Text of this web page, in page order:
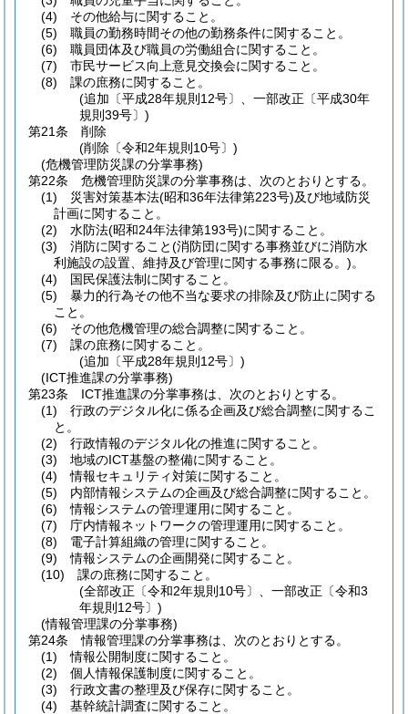
(4)
その他給与に関すること。
(5)
職員の勤務時間その他の勤務条件に関すること。
(6)
職員団体及び職員の労働組合に関すること。
(7)
市民サービス向上意見交換会に関すること。
(8)
課の庶務に関すること。
(追加〔平成28年規則12号〕、一部改正〔平成30年
規則39号〕)
第21条
削除
(削除〔令和2年規則10号〕)
(危機管理防災課の分掌事務)
第22条
危機管理防災課の分掌事務は、次のとおりとする。
(1)
災害対策基本法(昭和36年法律第223号)及び地域防災
計画に関すること。
(2)
水防法(昭和24年法律第193号)に関すること。
(3)
消防に関すること(消防団に関する事務並びに消防水
利施設の設置、維持及び管理に関する事務に限る。)。
(4)
国民保護法制に関すること。
(5)
暴力的行為その他不当な要求の排除及び防止に関する
こと。
(6)
その他危機管理の総合調整に関すること。
(7)
課の庶務に関すること。
(追加〔平成28年規則12号〕)
(ICT推進課の分掌事務)
第23条
ICT推進課の分掌事務は、次のとおりとする。
(1)
行政のデジタル化に係る企画及び総合調整に関するこ
と。
(2)
行政情報のデジタル化の推進に関すること。
(3)
地域のICT基盤の整備に関すること。
(4)
情報セキュリティ対策に関すること。
(5)
内部情報システムの企画及び総合調整に関すること。
(6)
情報システムの管理運用に関すること。
(7)
庁内情報ネットワークの管理運用に関すること。
(8)
電子計算組織の管理に関すること。
(9)
情報システムの企画開発に関すること。
(10)
課の庶務に関すること。
(全部改正〔令和2年規則10号〕、一部改正〔令和3
年規則12号〕)
(情報管理課の分掌事務)
第24条
情報管理課の分掌事務は、次のとおりとする。
(1)
情報公開制度に関すること。
(2)
個人情報保護制度に関すること。
(3)
行政文書の整理及び保存に関すること。
(4)
基幹統計調査に関すること。